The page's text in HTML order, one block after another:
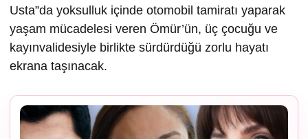
Usta”da yoksulluk içinde otomobil tamiratı yaparak
yaşam mücadelesi veren Ömür’ün, üç çocuğu ve
kayınvalidesiyle birlikte sürdürdüğü zorlu hayatı
ekrana taşınacak.